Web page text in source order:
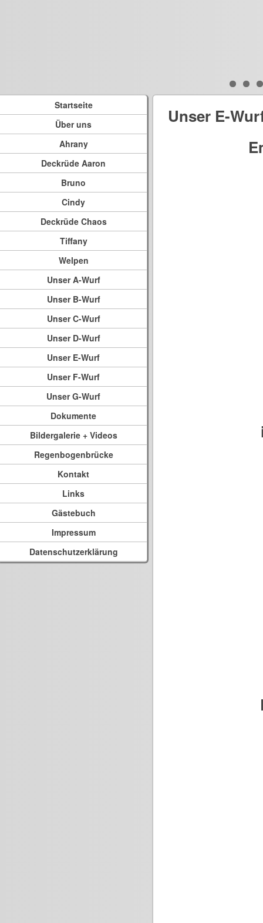
Startseite
Über uns
Ahrany
Deckrüde Aaron
Bruno
Cindy
Deckrüde Chaos
Tiffany
Welpen
Unser A-Wurf
Unser B-Wurf
Unser C-Wurf
Unser D-Wurf
Unser E-Wurf
Unser F-Wurf
Unser G-Wurf
Dokumente
Bildergalerie + Videos
Regenbogenbrücke
Kontakt
Links
Gästebuch
Impressum
Datenschutzerklärung
Unser E-